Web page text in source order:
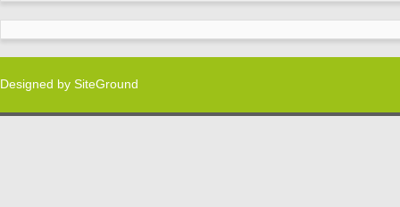
Designed by SiteGround